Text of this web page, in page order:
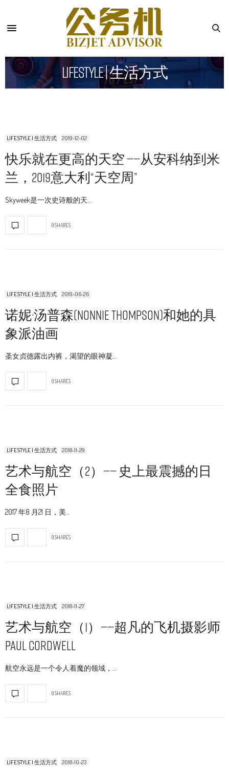
Lifestyle | 生活方式
LIFESTYLE | 生活方式 2019-12-02
快乐就在更高的天空 ——从安科纳到米
兰，2019意大利“天空周”
Skyweek是一次史诗般的天…
0 SHARES
LIFESTYLE | 生活方式 2019-06-26
诺妮·汤普森(Nonnie Thompson)和她的具
象派油画
圣女贞德露出内裤，渴望的眼神凝…
0 SHARES
LIFESTYLE | 生活方式 2018-11-29
艺术与航空（2）—— 史上最震撼的日
全食照片
2017 年8 月21 日，美…
0 SHARES
LIFESTYLE | 生活方式 2018-11-27
艺术与航空（1）——超凡的飞机摄影师
Paul Cordwell
航空永远是一个令人着魔的领域，…
0 SHARES
LIFESTYLE | 生活方式 2018-10-23